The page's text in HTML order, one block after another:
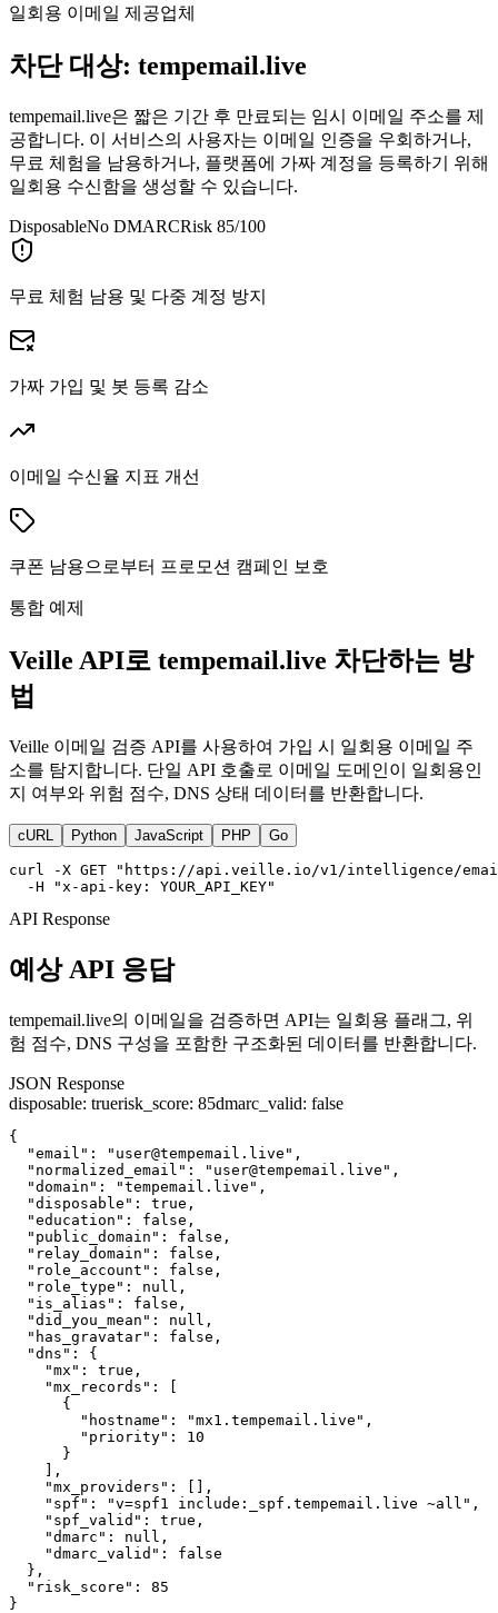
일회용 이메일 제공업체
차단 대상: tempemail.live
tempemail.live은 짧은 기간 후 만료되는 임시 이메일 주소를 제
공합니다. 이 서비스의 사용자는 이메일 인증을 우회하거나,
무료 체험을 남용하거나, 플랫폼에 가짜 계정을 등록하기 위해
일회용 수신함을 생성할 수 있습니다.
DisposableNo DMARCRisk 85/100
무료 체험 남용 및 다중 계정 방지
가짜 가입 및 봇 등록 감소
이메일 수신율 지표 개선
쿠폰 남용으로부터 프로모션 캠페인 보호
통합 예제
Veille API로 tempemail.live 차단하는 방
법
Veille 이메일 검증 API를 사용하여 가입 시 일회용 이메일 주
소를 탐지합니다. 단일 API 호출로 이메일 도메인이 일회용인
지 여부와 위험 점수, DNS 상태 데이터를 반환합니다.
cURL Python JavaScript PHP Go
curl -X GET "https://api.veille.io/v1/intelligence/
  -H "x-api-key: YOUR_API_KEY"
API Response
예상 API 응답
tempemail.live의 이메일을 검증하면 API는 일회용 플래그, 위
험 점수, DNS 구성을 포함한 구조화된 데이터를 반환합니다.
JSON Response
disposable: truerisk_score: 85dmarc_valid: false
{
  "email": "user@tempemail.live",
  "normalized_email": "user@tempemail.live",
  "domain": "tempemail.live",
  "disposable": true,
  "education": false,
  "public_domain": false,
  "relay_domain": false,
  "role_account": false,
  "role_type": null,
  "is_alias": false,
  "did_you_mean": null,
  "has_gravatar": false,
  "dns": {
    "mx": true,
    "mx_records": [
      {
        "hostname": "mx1.tempemail.live",
        "priority": 10
      }
    ],
    "mx_providers": [],
    "spf": "v=spf1 include:_spf.tempemail.live ~all",
    "spf_valid": true,
    "dmarc": null,
    "dmarc_valid": false
  },
  "risk_score": 85
}